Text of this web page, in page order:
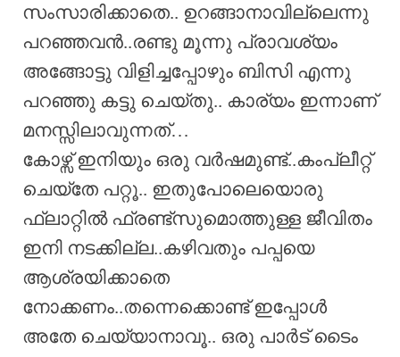
സംസാരിക്കാതെ.. ഉറങ്ങാനാവില്ലെന്നു
പറഞ്ഞവൻ..രണ്ടു മൂന്നു പ്രാവശ്യം
അങ്ങോട്ടു വിളിച്ചപ്പോഴും ബിസി എന്നു
പറഞ്ഞു കട്ടു ചെയ്തു.. കാര്യം ഇന്നാണ്
മനസ്സിലാവുന്നത്…
കോഴ്സ് ഇനിയും ഒരു വർഷമുണ്ട്..കംപ്ലീറ്റ്
ചെയ്തേ പറ്റൂ.. ഇതുപോലെയൊരു
ഫ്ലാറ്റിൽ ഫ്രണ്ട്‌സുമൊത്തുള്ള ജീവിതം
ഇനി നടക്കില്ല..കഴിവതും പപ്പയെ
ആശ്രയിക്കാതെ
നോക്കണം..തന്നെക്കൊണ്ട് ഇപ്പോൾ
അതേ ചെയ്യാനാവൂ.. ഒരു പാർട് ടൈം